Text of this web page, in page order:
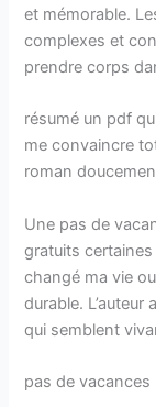
et mémorable.
complexes et
prendre corps
résumé un pdf
me convaincre
roman
Une pas de
gratuits
changé ma vie
durable.
qui semblent
pas de